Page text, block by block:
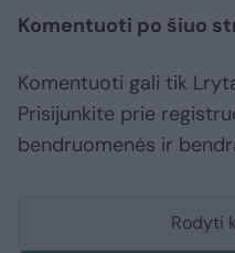
Komentuoti po šiuo
Komentuoti gali tik
Prisijunkite prie
bendruomenės ir
Rodyti